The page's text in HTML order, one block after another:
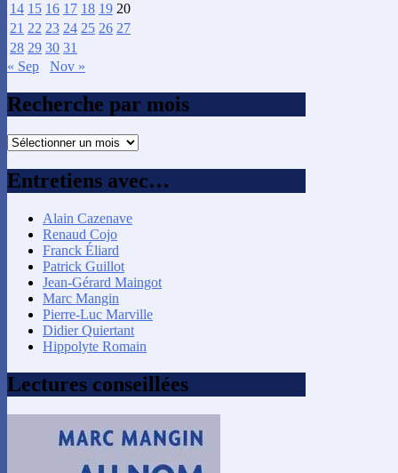
14 15 16 17 18 19 20
21 22 23 24 25 26 27
28 29 30 31
« Sep
Nov »
Recherche par mois
Recherche
mois
Entretiens avec…
Alain Cazenave
Renaud Cojo
Franck Éliard
Patrick Guillot
Jean-Gérard Maingot
Marc Mangin
Pierre-Luc Marville
Didier Quiertant
Hippolyte Romain
Lectures conseillées